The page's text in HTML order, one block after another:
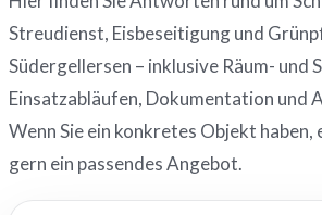
Streudienst, Eisbeseitigung und
Südergellersen – inklusive Räum- und
Einsatzabläufen, Dokumentation und
Wenn Sie ein konkretes Objekt haben,
gern ein passendes Angebot.